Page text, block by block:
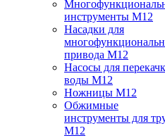
инструменты M12
Насадки для
привода M12
Насосы для
воды M12
Ножницы M12
Обжимные
инструменты для
M12